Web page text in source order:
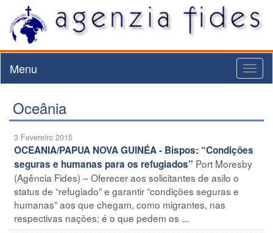
Menu
Oceânia
3 Fevereiro 2015
OCEANIA/PAPUA NOVA GUINÉA - Bispos: “Condições
seguras e humanas para os refugiados” Port Moresby
(Agência Fides) – Oferecer aos solicitantes de asilo o
status de “refugiado” e garantir “condições seguras e
humanas” aos que chegam, como migrantes, nas
respectivas nações: é o que pedem os ...